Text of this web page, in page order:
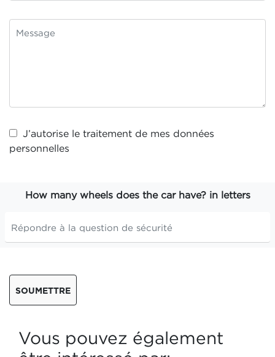
J’autorise le traitement de mes données
personnelles
How many wheels does the car have? in letters
SOUMETTRE
Vous pouvez également